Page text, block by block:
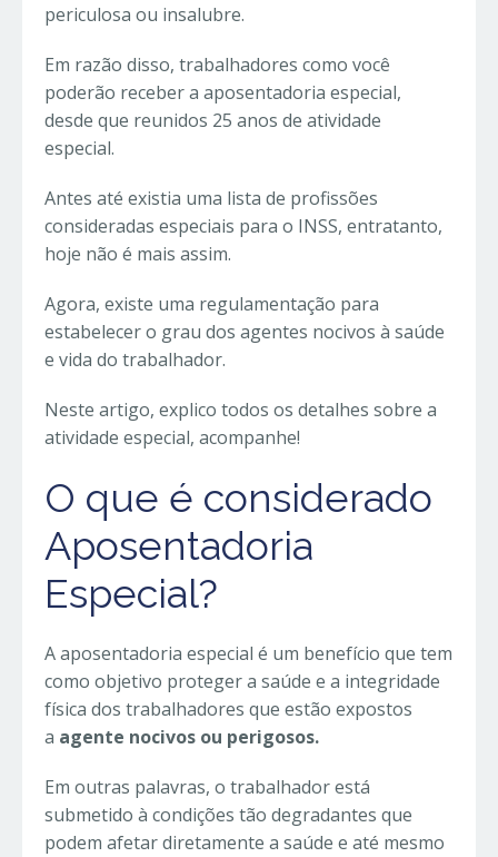
periculosa ou insalubre.
Em razão disso, trabalhadores como você
poderão receber a aposentadoria especial,
desde que reunidos 25 anos de atividade
especial.
Antes até existia uma lista de profissões
consideradas especiais para o INSS, entratanto,
hoje não é mais assim.
Agora, existe uma regulamentação para
estabelecer o grau dos agentes nocivos à saúde
e vida do trabalhador.
Neste artigo, explico todos os detalhes sobre a
atividade especial, acompanhe!
O que é considerado
Aposentadoria
Especial?
A aposentadoria especial é um benefício que tem
como objetivo proteger a saúde e a integridade
física dos trabalhadores que estão expostos
a agente nocivos ou perigosos.
Em outras palavras, o trabalhador está
submetido à condições tão degradantes que
podem afetar diretamente a saúde e até mesmo